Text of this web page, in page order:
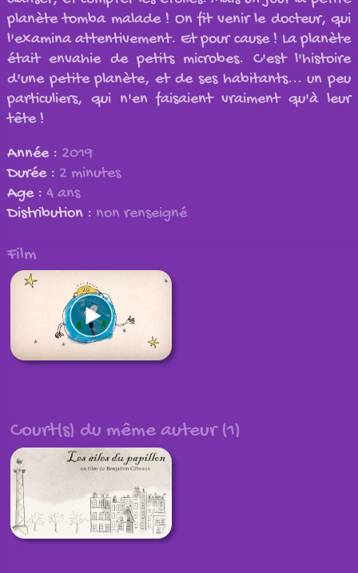
planète tomba malade ! On fit venir le docteur, qui
l'examina attentivement. Et pour cause ! La planète
était envahie de petits microbes. C'est l'histoire
d'une petite planète, et de ses habitants... un peu
particuliers, qui n'en faisaient vraiment qu'à leur
tête !
Année : 2019
Durée : 2 minutes
Age : 4 ans
Distribution : non renseigné
Film
Court(s) du même auteur (1)